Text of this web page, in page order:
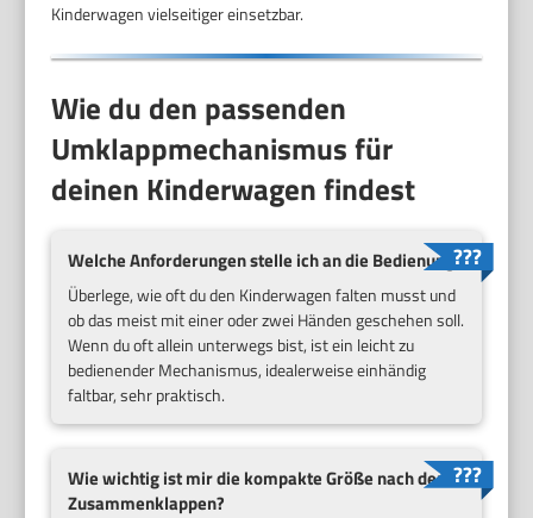
Kinderwagen vielseitiger einsetzbar.
Wie du den passenden
Umklappmechanismus für
deinen Kinderwagen findest
Welche Anforderungen stelle ich an die Bedienung?
Überlege, wie oft du den Kinderwagen falten musst und
ob das meist mit einer oder zwei Händen geschehen soll.
Wenn du oft allein unterwegs bist, ist ein leicht zu
bedienender Mechanismus, idealerweise einhändig
faltbar, sehr praktisch.
Wie wichtig ist mir die kompakte Größe nach dem
Zusammenklappen?